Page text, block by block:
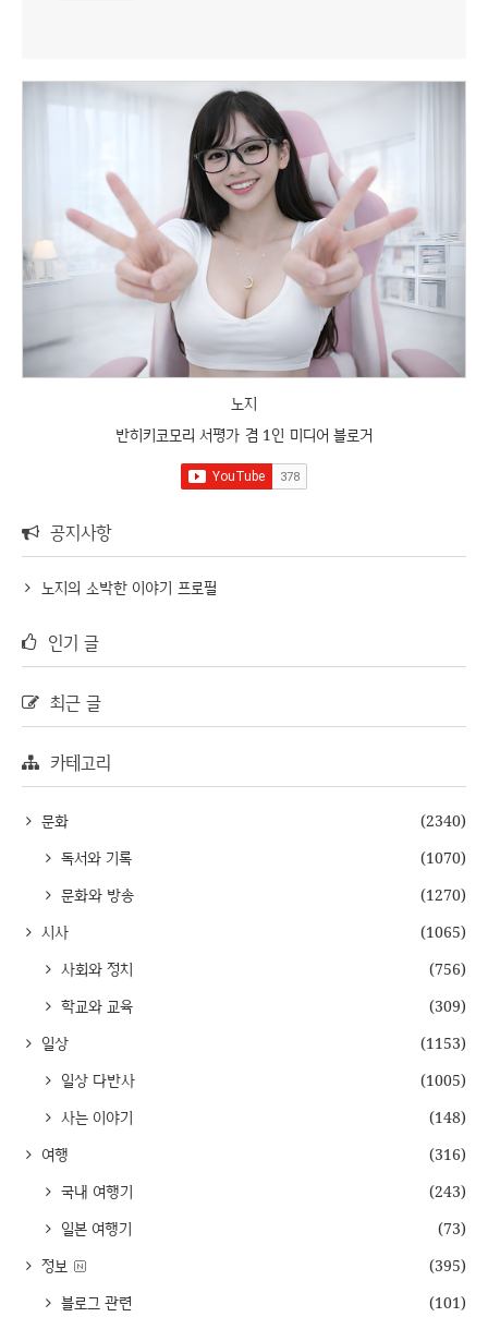
노지
반히키코모리 서평가 겸 1인 미디어 블로거
공지사항
노지의 소박한 이야기 프로필
인기 글
최근 글
카테고리
문화
(2340)
독서와 기록
(1070)
문화와 방송
(1270)
시사
(1065)
사회와 정치
(756)
학교와 교육
(309)
일상
(1153)
일상 다반사
(1005)
사는 이야기
(148)
여행
(316)
국내 여행기
(243)
일본 여행기
(73)
정보
(395)
블로그 관련
(101)